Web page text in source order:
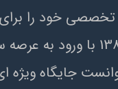
، موسسات دولتي و غير دولتي و سازمان ها آغاز
جايگاه